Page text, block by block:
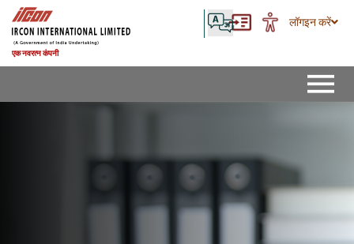
एक नवरत्न कंपनी
लॉगइन करें